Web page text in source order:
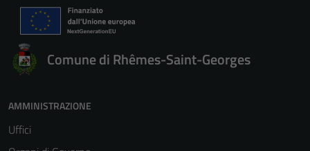
Comune di Rhêmes-Saint-Georges
AMMINISTRAZIONE
Uffici